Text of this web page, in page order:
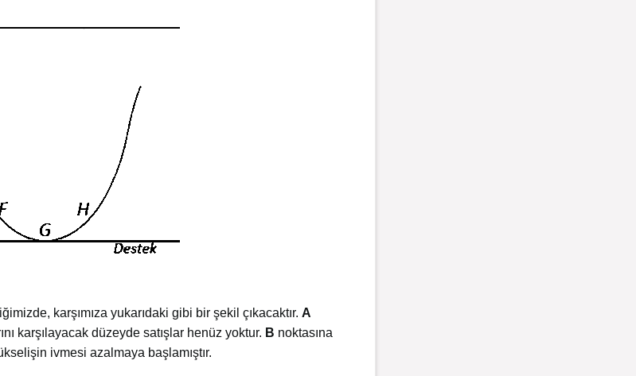
karşımıza yukarıdaki gibi bir şekil çıkacaktır. A
karşılayacak düzeyde satışlar henüz yoktur. B noktasına
ivmesi azalmaya başlamıştır.